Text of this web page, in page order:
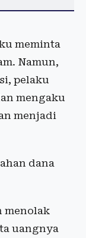
meminta
Namun,
pelaku
mengaku
menjadi
dana
menolak
uangnya